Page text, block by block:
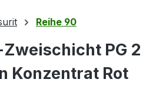
Reihe 90
PG 2
Konzentrat Rot